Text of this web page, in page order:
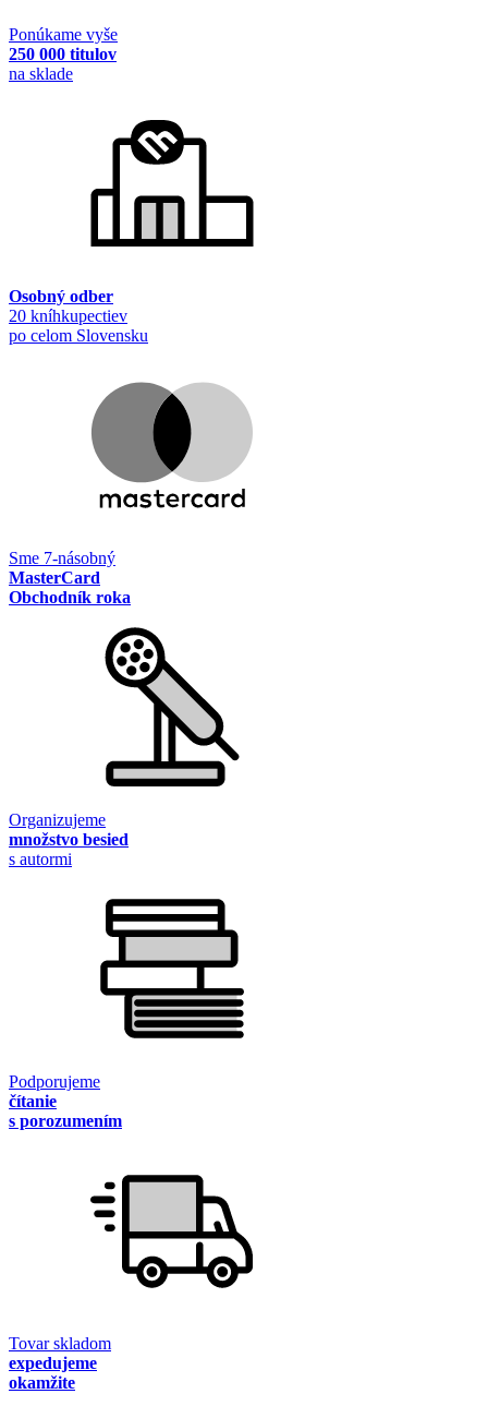
Ponúkame vyše
250 000 titulov
na sklade
Osobný odber
20 kníhkupectiev
po celom Slovensku
Sme 7-násobný
MasterCard
Obchodník roka
Organizujeme
množstvo besied
s autormi
Podporujeme
čítanie
s porozumením
Tovar skladom
expedujeme
okamžite